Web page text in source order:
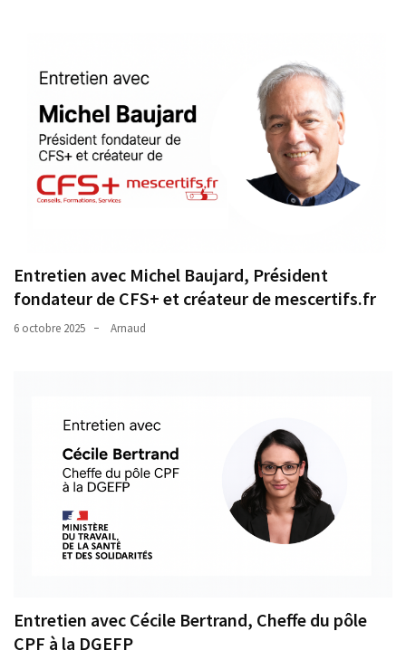
Entretien avec Michel Baujard, Président
fondateur de CFS+ et créateur de mescertifs.fr
6 octobre 2025 Arnaud
Entretien avec Cécile Bertrand, Cheffe du pôle
CPF à la DGEFP